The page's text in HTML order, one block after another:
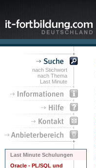
nach Stichwort
nach Thema
Last Minute
Last Minute Schulungen
Oracle - PL/SQL und